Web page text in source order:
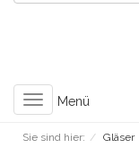
Toggle
navigation
Menü
Sie sind hier: Gläser